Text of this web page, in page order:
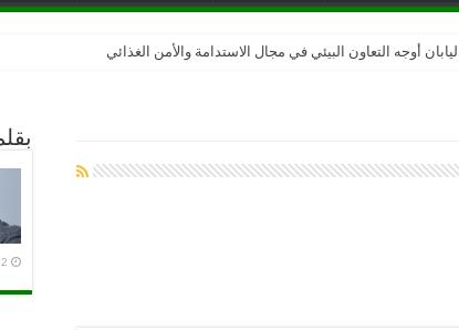
أوجه التعاون البيئي في مجال الاستدامة والأمن الغذائي
العالمية
2 أغسطس، 2026